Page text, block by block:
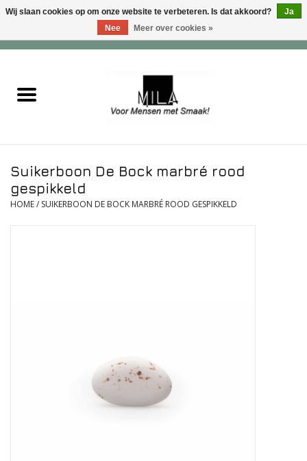
Zoet
Verwenfeesten
Suikerboon De Bock marbré rood
gespikkeld
HOME/ SUIKERBOON DE BOCK MARBRÉ ROOD GESPIKKELD
Wij slaan cookies op om onze website te verbeteren. Is dat akkoord?
Ja
Nee
Meer over cookies »